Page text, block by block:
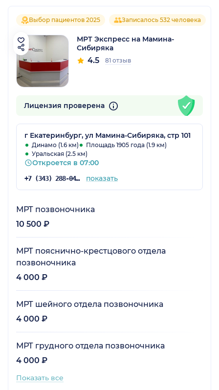
Выбор пациентов 2025 Записалось 532 человека
МРТ Экспресс на Мамина-
Сибиряка
4.5 81 отзыв
Лицензия проверена
г Екатеринбург, ул Мамина-Сибиряка, стр 101
Динамо (1.6 км)
Площадь 1905 года (1.9 км)
Уральская (2.5 км)
Откроется в 07:00
+7 (343) 288-04-39 показать
МРТ позвоночника
10 500 ₽
МРТ пояснично-крестцового отдела
позвоночника
4 000 ₽
МРТ шейного отдела позвоночника
4 000 ₽
МРТ грудного отдела позвоночника
4 000 ₽
Показать все